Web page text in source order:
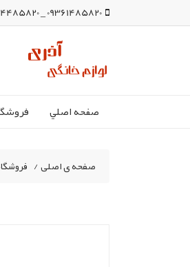
09361485820 _ 09124485820
صفحه اصلي
صفحه ی اصلی/